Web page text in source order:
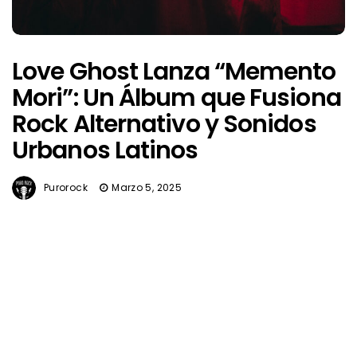
Love Ghost Lanza “Memento
Mori”: Un Álbum que Fusiona
Rock Alternativo y Sonidos
Urbanos Latinos
Purorock Marzo 5, 2025